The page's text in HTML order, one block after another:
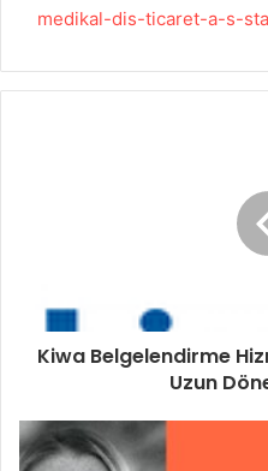
medikal-dis-ticaret-a-s-
Kiwa Belgelendirme
Uzun